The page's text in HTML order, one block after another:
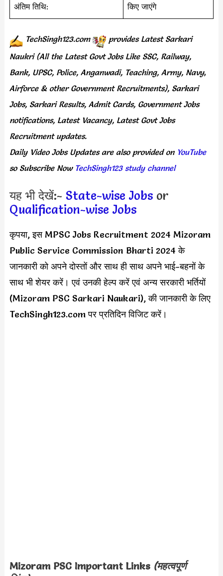
अंतिम तिथि:
किए जाएंगे
TechSingh123.com provides Latest Sarkari
Naukri (All the Latest Govt Jobs Like SSC, Railway,
Bank, UPSC, Police, Anganwadi, Teaching, Army, Navy,
Airforce & other Government Recruitments), Sarkari
Jobs, Sarkari Results, Admit Cards, Government Jobs
notifications, Latest Vacancy, Latest Govt Jobs
Recruitment updates.
Daily Video Jobs Updates are also provided onYouTube
so Subscribe Now TechSingh123 study channel
यह भी देखें:- State-wise Jobs or
Qualification-wise Jobs
कृपया, इस MPSC Jobs Recruitment 2024 Mizoram
Public Service Commission Bharti 2024 के
जानकारी को अपने दोस्तों और साथ ही साथ अपने भाई-बहनों के
साथ भी शेयर करें। एवं उनकी हेल्प करें एवं अन्य सरकारी भर्तियों
(Mizoram PSC Sarkari Naukari), की जानकारी के लिए
TechSingh123.com पर प्रतिदिन विजिट करें।
Mizoram PSC Important Links (महत्वपूर्ण